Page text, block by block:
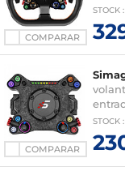
COMPARAR
Hub
STOCK :
COMPARAR
STOCK :